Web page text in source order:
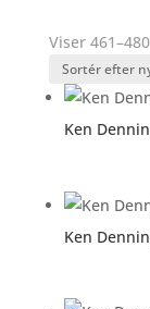
Viser
Ken
Ken